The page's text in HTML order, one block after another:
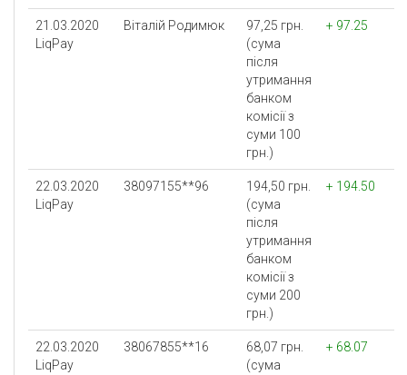
21.03.2020
LiqPay
Віталій Родимюк
97,25 грн.
(сума
після
утримання
банком
комісії з
суми 100
грн.)
+ 97.25
22.03.2020
LiqPay
38097155**96
194,50 грн.
(сума
після
утримання
банком
комісії з
суми 200
грн.)
+ 194.50
22.03.2020
LiqPay
38067855**16
68,07 грн.
(сума
+ 68.07